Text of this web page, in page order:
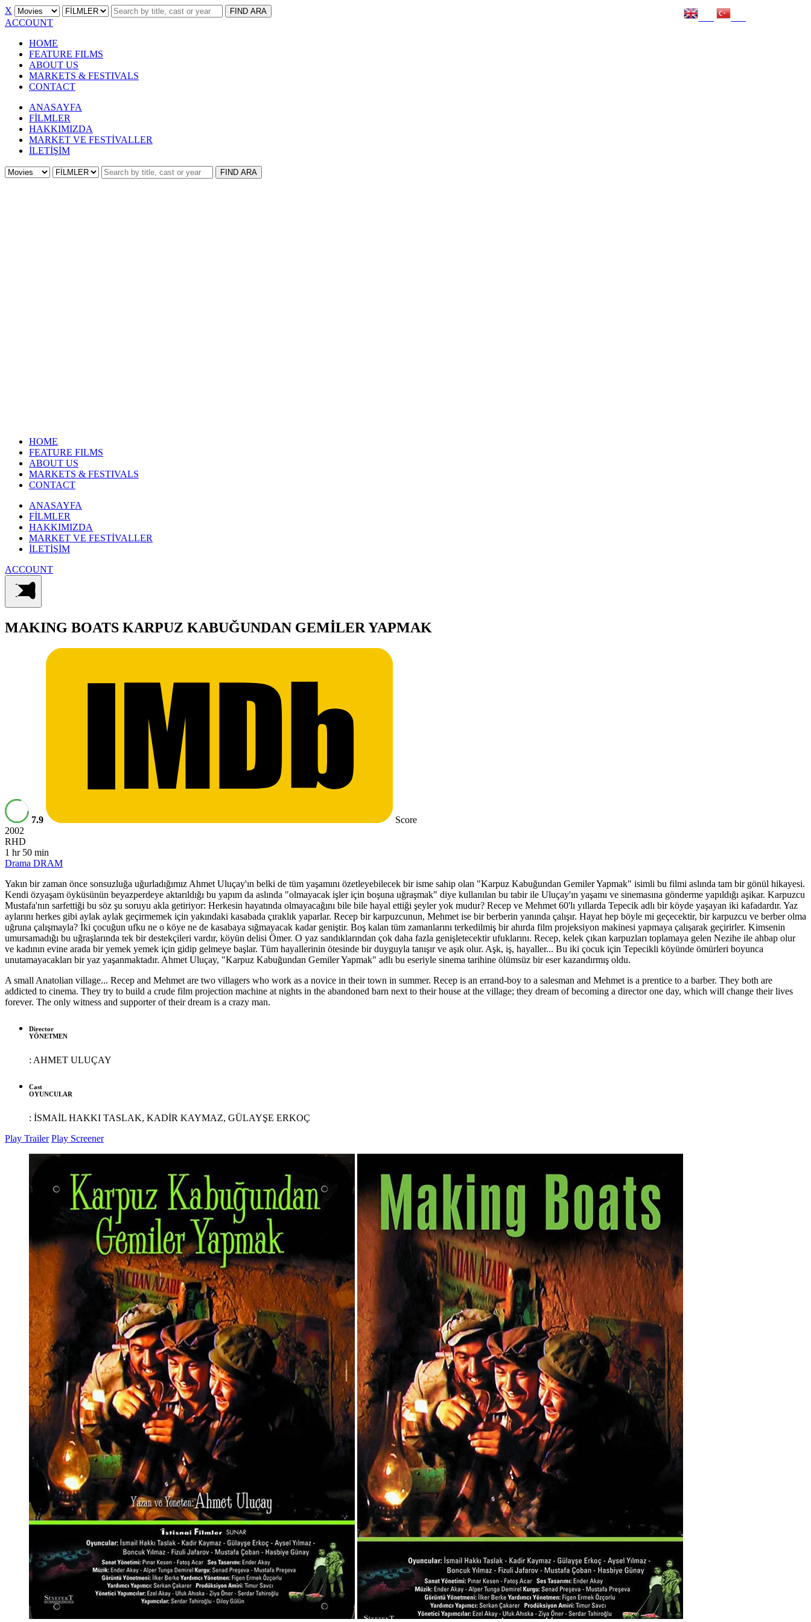
X FIND ARA
ACCOUNT
HOME
FEATURE FILMS
ABOUT US
MARKETS & FESTIVALS
CONTACT
ANASAYFA
FİLMLER
HAKKIMIZDA
MARKET VE FESTİVALLER
İLETİŞİM
FIND ARA
HOME
FEATURE FILMS
ABOUT US
MARKETS & FESTIVALS
CONTACT
ANASAYFA
FİLMLER
HAKKIMIZDA
MARKET VE FESTİVALLER
İLETİŞİM
ACCOUNT
MAKING BOATS KARPUZ KABUĞUNDAN GEMİLER YAPMAK
7.9
Score
2002
RHD
1 hr 50 min
Drama DRAM
Yakın bir zaman önce sonsuzluğa uğurladığımız Ahmet Uluçay'ın belki de tüm yaşamını özetleyebilecek bir isme sahip olan "Karpuz Kabuğundan Gemiler Yapmak" isimli bu filmi aslında tam bir gönül hikayesi.
Kendi özyaşam öyküsünün beyazperdeye aktarıldığı bu yapım da aslında "olmayacak işler için boşuna uğraşmak" diye kullanılan bu tabir ile Uluçay'ın yaşamı ve sinemasına gönderme yapıldığı aşikar. Karpuzcu
Mustafa'nın sarfettiği bu söz şu soruyu akla getiriyor: Herkesin hayatında olmayacağını bile bile hayal ettiği şeyler yok mudur? Recep ve Mehmet 60'lı yıllarda Tepecik adlı bir köyde yaşayan iki kafadardır. Yaz
aylarını herkes gibi aylak aylak geçirmemek için yakındaki kasabada çıraklık yaparlar. Recep bir karpuzcunun, Mehmet ise bir berberin yanında çalışır. Hayat hep böyle mi geçecektir, bir karpuzcu ve berber olma
uğruna çalışmayla? İki çocuğun ufku ne o köye ne de kasabaya sığmayacak kadar geniştir. Boş kalan tüm zamanlarını terkedilmiş bir ahırda film projeksiyon makinesi yapmaya çalışarak geçirirler. Kimsenin
umursamadığı bu uğraşlarında tek bir destekçileri vardır, köyün delisi Ömer. O yaz sandıklarından çok daha fazla genişletecektir ufuklarını. Recep, kelek çıkan karpuzları toplamaya gelen Nezihe ile ahbap olur
ve kadının evine arada bir yemek yemek için gidip gelmeye başlar. Tüm hayallerinin ötesinde bir duyguyla tanışır ve aşık olur. Aşk, iş, hayaller... Bu iki çocuk için Tepecikli köyünde ömürleri boyunca
unutamayacakları bir yaz yaşanmaktadır. Ahmet Uluçay, "Karpuz Kabuğundan Gemiler Yapmak" adlı bu eseriyle sinema tarihine ölümsüz bir eser kazandırmış oldu.
A small Anatolian village... Recep and Mehmet are two villagers who work as a novice in their town in summer. Recep is an errand-boy to a salesman and Mehmet is a prentice to a barber. They both are
addicted to cinema. They try to build a crude film projection machine at nights in the abandoned barn next to their house at the village; they dream of becoming a director one day, which will change their lives
forever. The only witness and supporter of their dream is a crazy man.
Director
YÖNETMEN
: AHMET ULUÇAY
Cast
OYUNCULAR
: İSMAİL HAKKI TASLAK, KADİR KAYMAZ, GÜLAYŞE ERKOÇ
Play Trailer Play Screener